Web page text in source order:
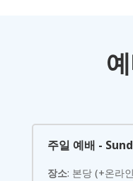
주일 예배 -
장소: 본당 (+온라